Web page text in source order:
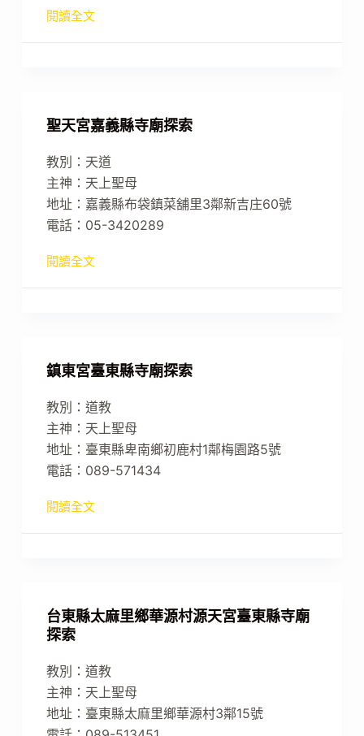
閱讀全文
聖天宮嘉義縣寺廟探索
教別：天道
主神：天上聖母
地址：嘉義縣布袋鎮菜舖里3鄰新吉庄60號
電話：05-3420289
閱讀全文
鎮東宮臺東縣寺廟探索
教別：道教
主神：天上聖母
地址：臺東縣卑南鄉初鹿村1鄰梅園路5號
電話：089-571434
閱讀全文
台東縣太麻里鄉華源村源天宮臺東縣寺廟
探索
教別：道教
主神：天上聖母
地址：臺東縣太麻里鄉華源村3鄰15號